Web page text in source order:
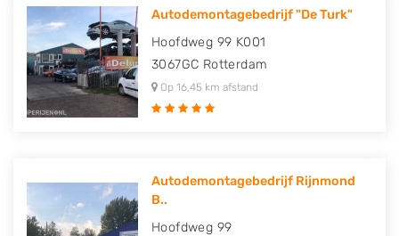
Autodemontagebedrijf "De Turk"
Hoofdweg 99 K001
3067GC Rotterdam
Op 16,45 km afstand
Autodemontagebedrijf Rijnmond
B..
Hoofdweg 99